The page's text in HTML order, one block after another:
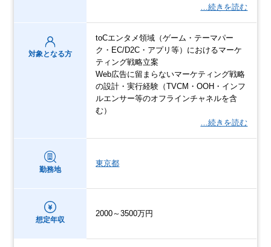
…続きを読む
対象となる方
toCエンタメ領域（ゲーム・テーマパー
ク・EC/D2C・アプリ等）におけるマーケ
ティング戦略立案
Web広告に留まらないマーケティング戦略
の設計・実行経験（TVCM・OOH・インフ
ルエンサー等のオフラインチャネルを含
む）
…続きを読む
勤務地
東京都
想定年収
2000～3500万円